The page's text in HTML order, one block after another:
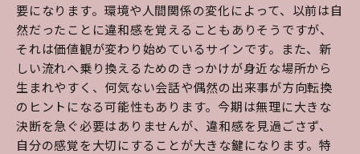
要になります。環境や人間関係の変化によって、以前は自
然だったことに違和感を覚えることもありそうですが、
それは価値観が変わり始めているサインです。また、新
しい流れへ乗り換えるためのきっかけが身近な場所から
生まれやすく、何気ない会話や偶然の出来事が方向転換
のヒントになる可能性もあります。今期は無理に大きな
決断を急ぐ必要はありませんが、違和感を見過ごさず、
自分の感覚を大切にすることが大きな鍵になります。特